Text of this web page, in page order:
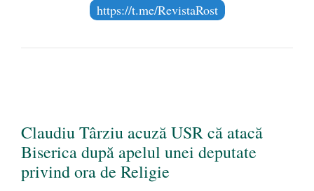
https://t.me/RevistaRost
Claudiu Târziu acuză USR că atacă
Biserica după apelul unei deputate
privind ora de Religie